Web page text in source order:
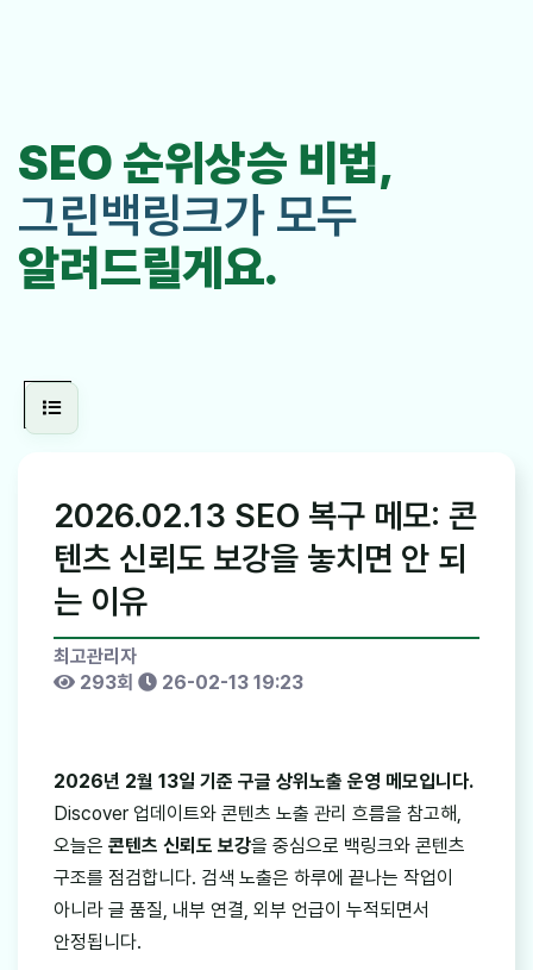
SEO 순위상승 비법,
그린백링크가 모두
알려드릴게요.
2026.02.13 SEO 복구 메모: 콘
텐츠 신뢰도 보강을 놓치면 안 되
는 이유
최고관리자
293회
26-02-13 19:23
2026년 2월 13일 기준 구글 상위노출 운영 메모입니다.
Discover 업데이트와 콘텐츠 노출 관리 흐름을 참고해,
오늘은 콘텐츠 신뢰도 보강을 중심으로 백링크와 콘텐츠
구조를 점검합니다. 검색 노출은 하루에 끝나는 작업이
아니라 글 품질, 내부 연결, 외부 언급이 누적되면서
안정됩니다.